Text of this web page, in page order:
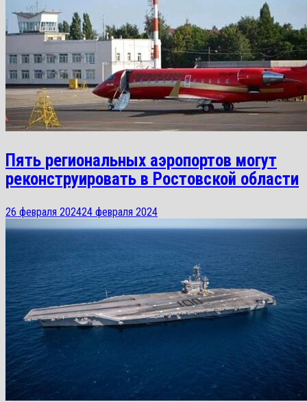
Пять региональных аэропортов могут
реконструировать в Ростовской области
26 февраля 202424 февраля 2024